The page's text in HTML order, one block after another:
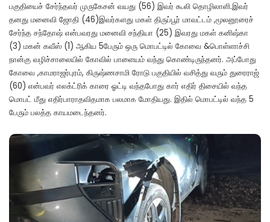
பகுதியைச் சேர்ந்தவர் முருகேசன் வயது (56) இவர் கூலி தொழிலாளி.இவர்
தனது மனைவி ஜோதி (46)இவர்களது மகள் திருப்பூர் மாவட்டம் ,மூலனூரைச்
சேர்ந்த சந்தோஷ் என்பவரது மனைவி சந்தியா (25) இவரது மகள் கனிஷ்கா
(3) மகன் கவீஸ் (1) ஆகிய 5பேரும் ஒரு மொபட்டில் கோவை &பொள்ளாச்சி
நான்கு வழிச்சாலையில் கோவில் பாளையம் வந்து கொண்டிருந்தனர். அப்போது
கோவை ,காமராஜர்புரம், கிருஷ்ணசாமி ரோடு பகுதியில் வசித்து வரும் துரைராஜ்
(60) என்பவர் எலக்ட்ரிக் காரை ஓட்டி வந்தபோது கார் எதிர் திசையில் வந்த
மொபட் மீது எதிர்பாராதவிதமாக பலமாக மோதியது. இதில் மொபட்டில் வந்த 5
பேரும் பலத்த காயமடைந்தனர்.